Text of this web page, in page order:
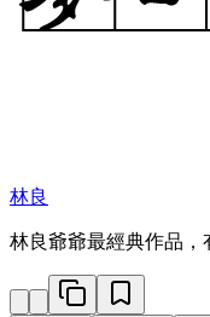
林良
林良爺爺最經典作品，